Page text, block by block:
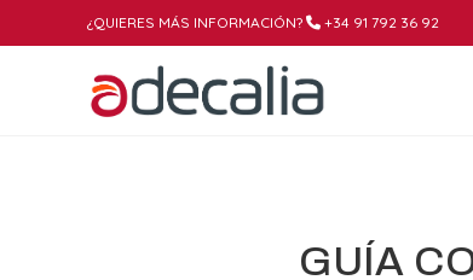
¿QUIERES MÁS INFORMACIÓN? +34 91 792 36 92
GUÍA